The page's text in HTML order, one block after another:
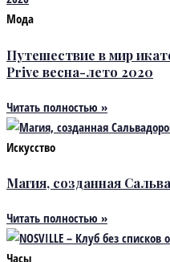
Мода
Путешествие в мир
Prive весна-лето 2020
Читать полностью »
Искусство
Магия, созданная
Читать полностью »
Часы